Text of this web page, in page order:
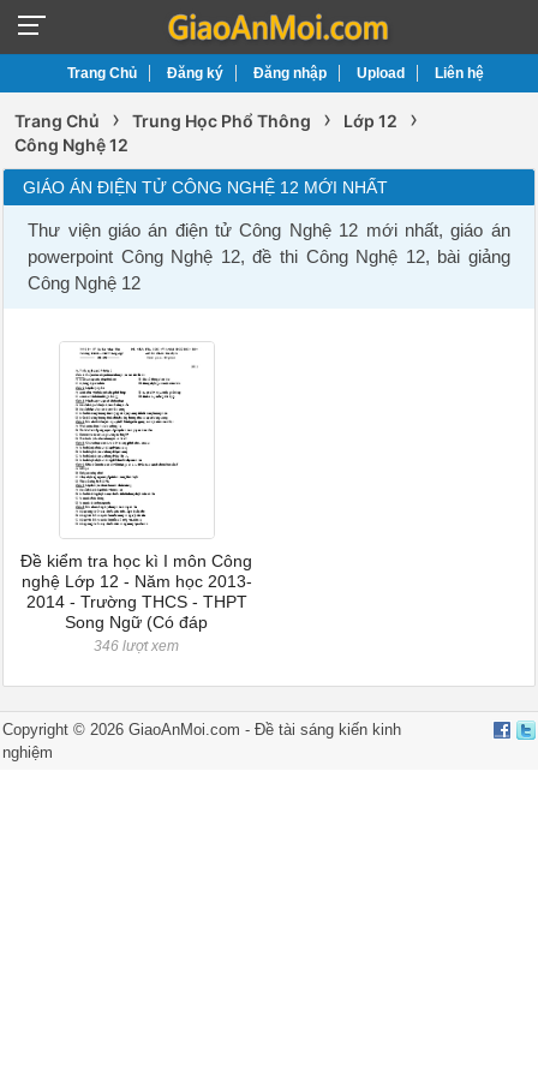
Trang Chủ Đăng ký Đăng nhập Upload Liên hệ
Trang Chủ › Trung Học Phổ Thông › Lớp 12 ›
Công Nghệ 12
GIÁO ÁN ĐIỆN TỬ CÔNG NGHỆ 12 MỚI NHẤT
Thư viện giáo án điện tử Công Nghệ 12 mới nhất, giáo án
powerpoint Công Nghệ 12, đề thi Công Nghệ 12, bài giảng
Công Nghệ 12
Đề kiểm tra học kì I môn Công
nghệ Lớp 12 - Năm học 2013-
2014 - Trường THCS - THPT
Song Ngữ (Có đáp
346 lượt xem
Copyright ©2026 GiaoAnMoi.com -Đề tài sáng kiến kinh
nghiệm